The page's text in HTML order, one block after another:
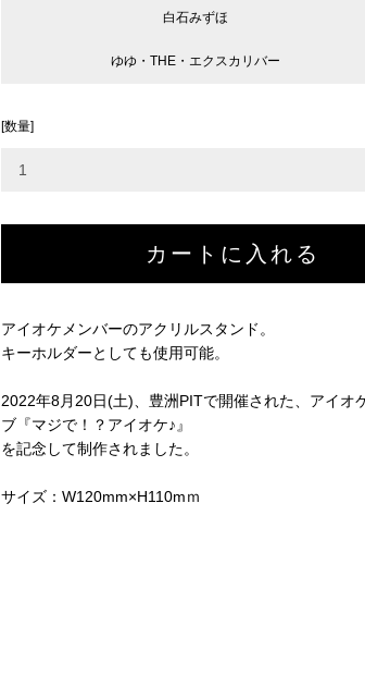
白石みずほ
ゆゆ・THE・エクスカリバー
[数量]
アイオケメンバーのアクリルスタンド。
キーホルダーとしても使用可能。
2022年8月20日(土)、豊洲PITで開催された、アイオ
ブ『マジで！？アイオケ♪』
を記念して制作されました。
サイズ：W120mm×H110mｍ